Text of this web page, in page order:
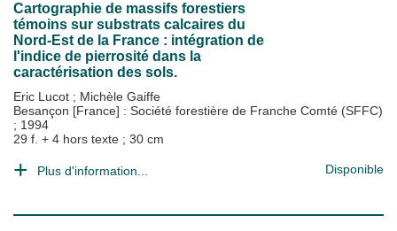
Cartographie de massifs forestiers
témoins sur substrats calcaires du
Nord-Est de la France : intégration de
l'indice de pierrosité dans la
caractérisation des sols.
Eric Lucot ; Michèle Gaiffe
Besançon [France] : Société forestière de Franche Comté (SFFC)
; 1994
29 f. + 4 hors texte ; 30 cm
Plus d'information... Disponible